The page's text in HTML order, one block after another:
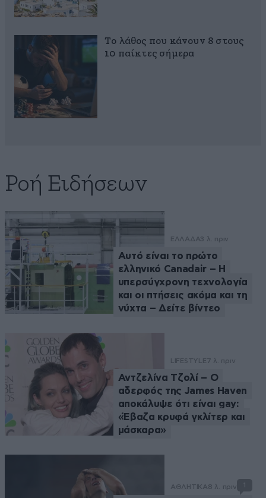
Το λάθος που κάνουν 8 στους
10 παίκτες σήμερα
Ροή Ειδήσεων
ΕΛΛΑΔΑ3 λ. πριν
Αυτό είναι το πρώτο
ελληνικό Canadair – Η
υπερσύγχρονη τεχνολογία
και οι πτήσεις ακόμα και τη
νύχτα – Δείτε βίντεο
LIFESTYLE7 λ. πριν
Αντζελίνα Τζολί – Ο
αδερφός της James Haven
αποκάλυψε ότι είναι gay:
«Έβαζα κρυφά γκλίτερ και
μάσκαρα»
ΑΘΛΗΤΙΚΑ8 λ. πριν 1